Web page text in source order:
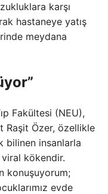
karşı
hastaneye yatış
meydana
Fakültesi (NEU),
Raşit Özer, özellikle
bilinen insanlarla
kökendir.
konuşuyorum;
evde